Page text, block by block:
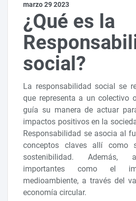
marzo 29 2023
¿Qué es la
social?
La responsabilidad social se
que representa a un colectivo
guía su manera de actuar
impactos positivos en la
Responsabilidad se asocia al
conceptos claves allí como
sostenibilidad. Además,
importantes como el
medioambiente, a través del
economía circular.